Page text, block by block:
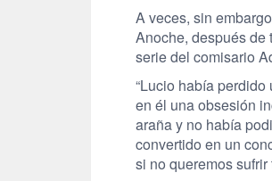
A veces, sin
Anoche, después de
serie del comisario
“Lucio había
en él una obsesión
araña y no había
convertido en un
si no queremos sufrir